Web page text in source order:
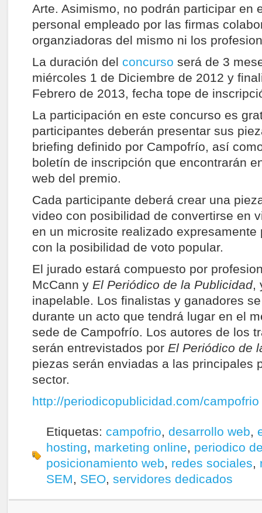
Arte. Asimismo, no podrán participar en
personal empleado por las firmas
organziadoras del mismo ni los
La duración del concurso será de 3
miércoles 1 de Diciembre de 2012 y
Febrero de 2013, fecha tope de
La participación en este concurso es
participantes deberán presentar sus
briefing definido por Campofrío, así
boletín de inscripción que encontrarán
web del premio.
Cada participante deberá crear una
video con posibilidad de convertirse en
en un microsite realizado expresamente
con la posibilidad de voto popular.
El jurado estará compuesto por
McCann y El Periódico de la Publicidad,
inapelable. Los finalistas y ganadores
durante un acto que tendrá lugar en el
sede de Campofrío. Los autores de los
serán entrevistados por El Periódico de
piezas serán enviadas a las principales
sector.
http://periodicopublicidad.com/campofrio
Etiquetas: campofrio, desarrollo web,
hosting, marketing online, periodico
posicionamiento web, redes sociales,
SEM, SEO, servidores dedicados